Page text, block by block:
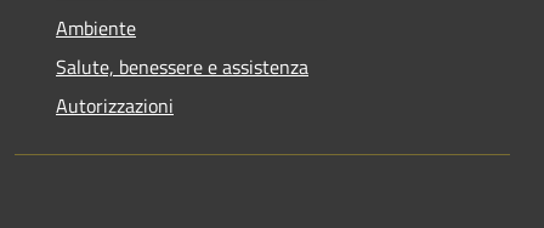
Ambiente
Salute, benessere e assistenza
Autorizzazioni